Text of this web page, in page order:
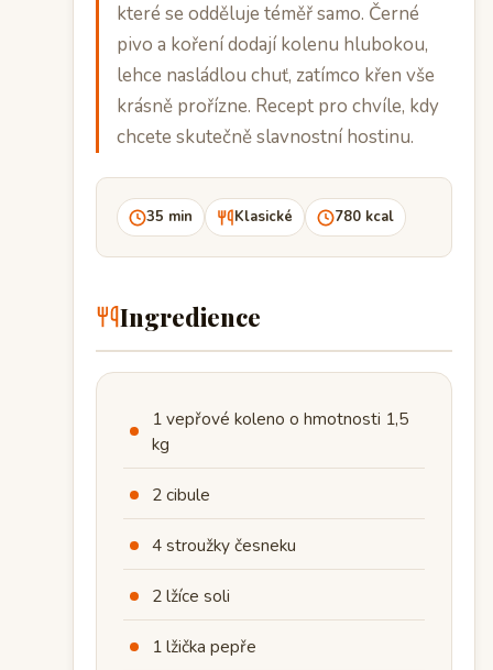
které se odděluje téměř samo. Černé
pivo a koření dodají kolenu hlubokou,
lehce nasládlou chuť, zatímco křen vše
krásně prořízne. Recept pro chvíle, kdy
chcete skutečně slavnostní hostinu.
35 min Klasické 780 kcal
Ingredience
1 vepřové koleno o hmotnosti 1,5
kg
2 cibule
4 stroužky česneku
2 lžíce soli
1 lžička pepře